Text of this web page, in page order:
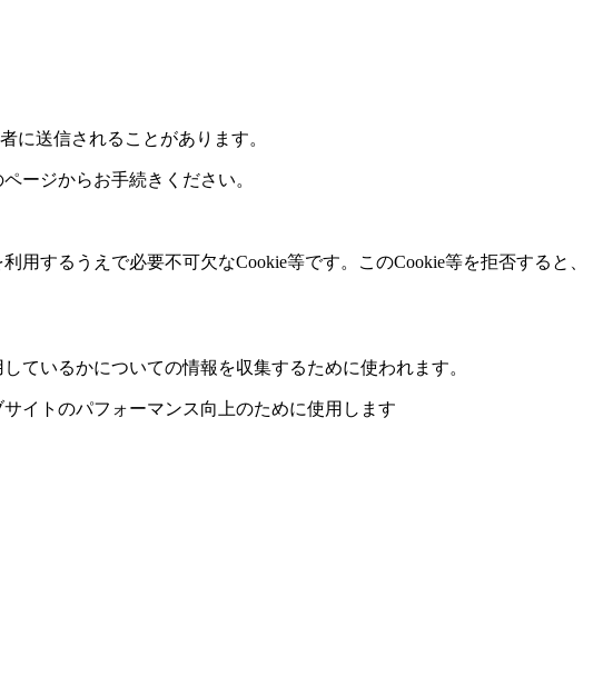
に送信されることがあります。
ージからお手続きください。
するうえで必要不可欠なCookie等です。このCookie等を拒否すると、
ているかについての情報を収集するために使われます。
イトのパフォーマンス向上のために使用します